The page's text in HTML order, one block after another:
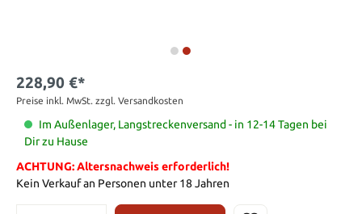
228,90 €*
Preise inkl. MwSt. zzgl. Versandkosten
Im Außenlager, Langstreckenversand - in 12-14 Tagen bei
Dir zu Hause
ACHTUNG: Altersnachweis erforderlich!
Kein Verkauf an Personen unter 18 Jahren